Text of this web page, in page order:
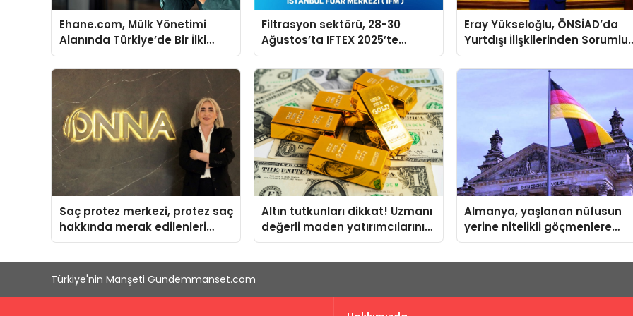
Ehane.com, Mülk Yönetimi
Alanında Türkiye’de Bir İlki
Gerçekleştirmek İçin Yayında
Filtrasyon sektörü, 28-30
Ağustos’ta IFTEX 2025’te
buluşacak
Eray Yükseloğlu, ÖNSİAD’da
Yurtdışı İlişkilerinden Sorumlu
Genel Başkan Yardımcısı
Saç protez merkezi, protez saç
hakkında merak edilenleri
anlattı
Altın tutkunları dikkat! Uzmanı
değerli maden yatırımcılarını
uyardı!
Almanya, yaşlanan nüfusun
yerine nitelikli göçmenlere
kapılarını açıyor
Türkiye'nin Manşeti Gundemmanset.com